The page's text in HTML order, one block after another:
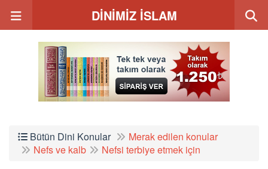
DİNİMİZ İSLAM
Bütün Dini Konular
Merak edilen konular
Nefs ve kalb
Nefsi terbiye etmek için